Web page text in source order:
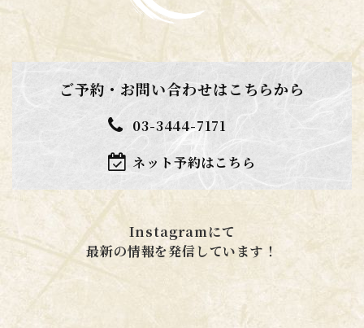
ご予約・お問い合わせはこちらから
03-3444-7171
ネット予約はこちら
Instagramにて
​​​​​​​最新の情報を発信しています！